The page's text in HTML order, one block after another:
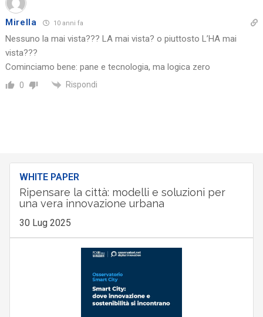
Mirella 10 anni fa
Nessuno la mai vista??? LA mai vista? o piuttosto L’HA mai
vista???
Cominciamo bene: pane e tecnologia, ma logica zero
0 Rispondi
WHITE PAPER
Ripensare la città: modelli e soluzioni per
una vera innovazione urbana
30 Lug 2025